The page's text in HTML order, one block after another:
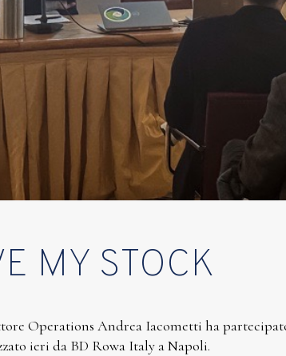
MY STOCK
Operations Andrea Iacometti ha
ieri da BD Rowa Italy a Napoli.